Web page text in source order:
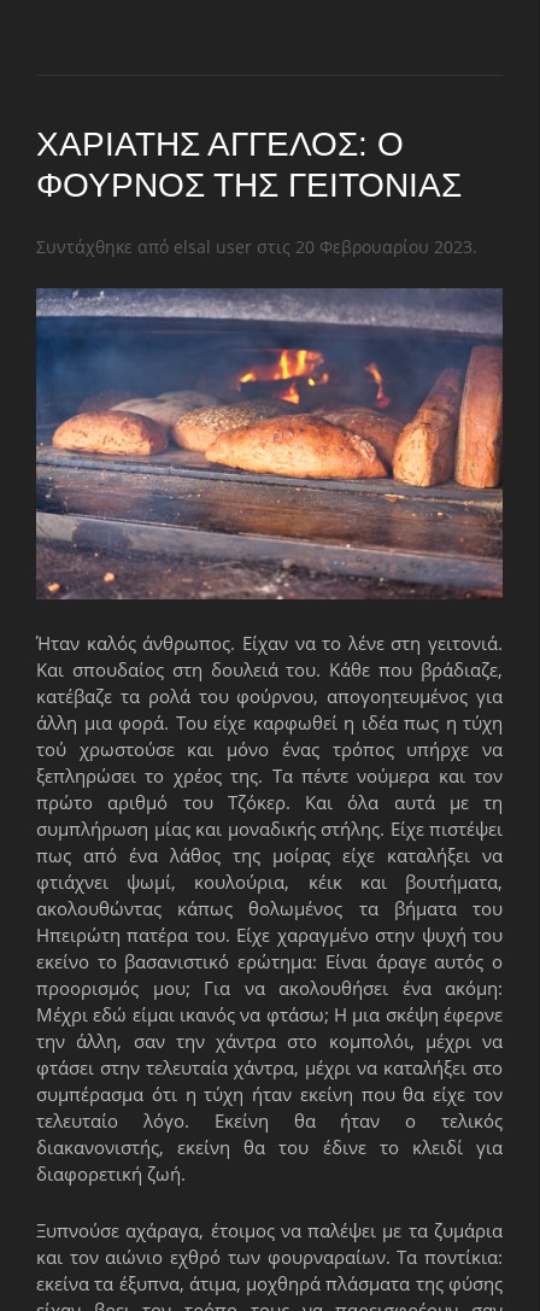
ΧΑΡΙΆΤΗΣ ΆΓΓΕΛΟΣ: Ο
ΦΟΎΡΝΟΣ ΤΗΣ ΓΕΙΤΟΝΙΆΣ
Συντάχθηκε από elsal user στις 20 Φεβρουαρίου 2023.
Ήταν καλός άνθρωπος. Είχαν να το λένε στη γειτονιά.
Και σπουδαίος στη δουλειά του. Κάθε που βράδιαζε,
κατέβαζε τα ρολά του φούρνου, απογοητευμένος για
άλλη μια φορά. Του είχε καρφωθεί η ιδέα πως η τύχη
τού χρωστούσε και μόνο ένας τρόπος υπήρχε να
ξεπληρώσει το χρέος της. Τα πέντε νούμερα και τον
πρώτο αριθμό του Τζόκερ. Και όλα αυτά με τη
συμπλήρωση μίας και μοναδικής στήλης. Είχε πιστέψει
πως από ένα λάθος της μοίρας είχε καταλήξει να
φτιάχνει ψωμί, κουλούρια, κέικ και βουτήματα,
ακολουθώντας κάπως θολωμένος τα βήματα του
Ηπειρώτη πατέρα του. Είχε χαραγμένο στην ψυχή του
εκείνο το βασανιστικό ερώτημα: Είναι άραγε αυτός ο
προορισμός μου; Για να ακολουθήσει ένα ακόμη:
Μέχρι εδώ είμαι ικανός να φτάσω; Η μια σκέψη έφερνε
την άλλη, σαν την χάντρα στο κομπολόι, μέχρι να
φτάσει στην τελευταία χάντρα, μέχρι να καταλήξει στο
συμπέρασμα ότι η τύχη ήταν εκείνη που θα είχε τον
τελευταίο λόγο. Εκείνη θα ήταν ο τελικός
διακανονιστής, εκείνη θα του έδινε το κλειδί για
διαφορετική ζωή.
Ξυπνούσε αχάραγα, έτοιμος να παλέψει με τα ζυμάρια
και τον αιώνιο εχθρό των φουρναραίων. Τα ποντίκια:
εκείνα τα έξυπνα, άτιμα, μοχθηρά πλάσματα της φύσης